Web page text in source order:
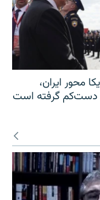
محور ایران،
دست‌کم گرفته است